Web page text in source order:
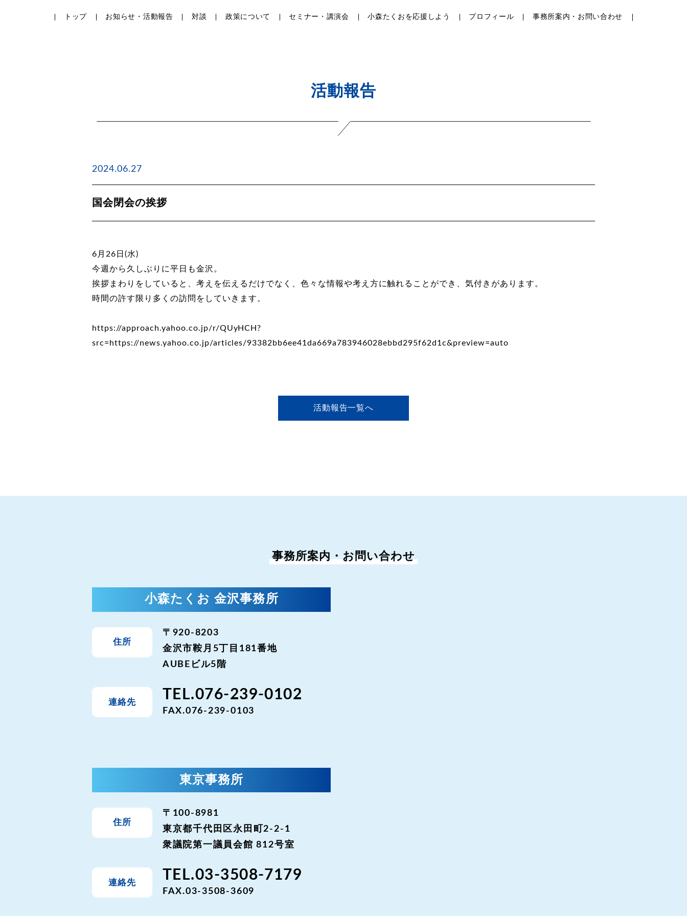
トップ お知らせ・活動報告 対談 政策について セミナー・講演会 小森たくおを応援しよう プロフィール 事務所案内・お問い合わせ
活動報告
2024.06.27
国会閉会の挨拶
6月26日(水)
今週から久しぶりに平日も金沢。
挨拶まわりをしていると、考えを伝えるだけでなく、色々な情報や考え方に触れることができ、気付きがあります。
時間の許す限り多くの訪問をしていきます。
https://approach.yahoo.co.jp/r/QUyHCH?
src=https://news.yahoo.co.jp/articles/93382bb6ee41da669a783946028ebbd295f62d1c&preview=auto
活動報告一覧へ
事務所案内・お問い合わせ
小森たくお 金沢事務所
住所
〒920-8203
金沢市鞍月5丁目181番地
AUBEビル5階
連絡先 TEL.076-239-0102
FAX.076-239-0103
東京事務所
住所
〒100-8981
東京都千代田区永田町2-2-1
衆議院第一議員会館 812号室
連絡先 TEL.03-3508-7179
FAX.03-3508-3609